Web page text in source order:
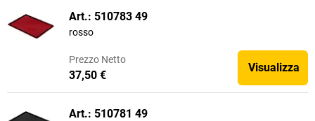
Art.: 510783 49
rosso
Prezzo Netto
37,50 €
Visualizza
Art.: 510781 49